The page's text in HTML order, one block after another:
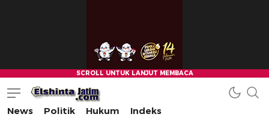
News Politik Hukum Indeks